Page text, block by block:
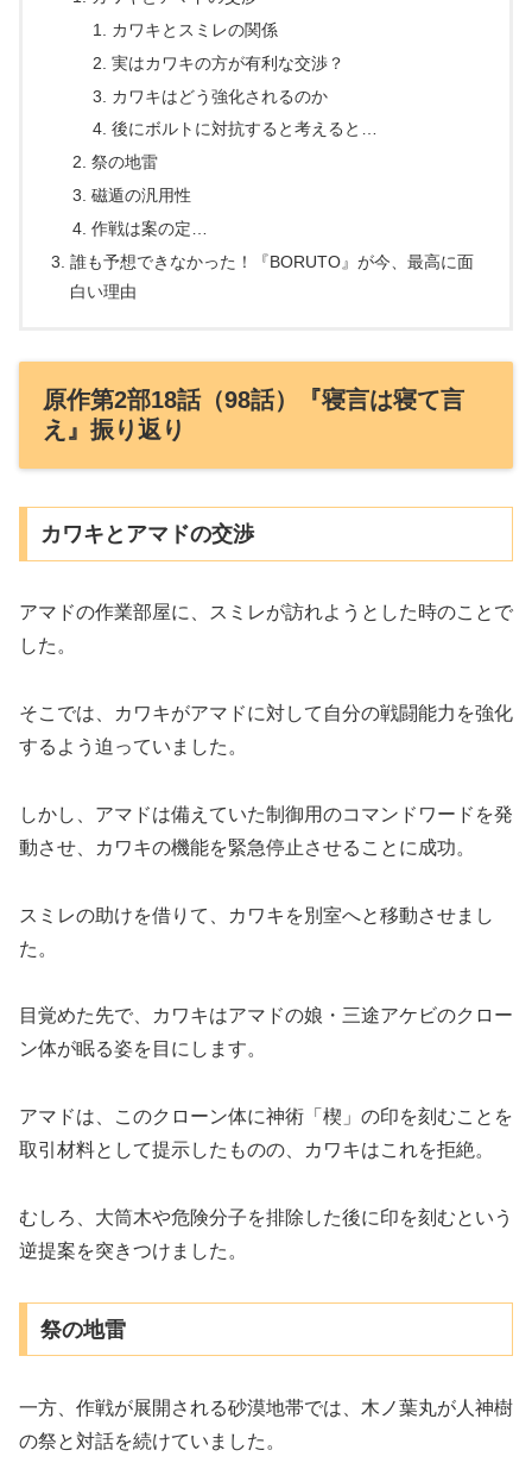
カワキとスミレの関係
実はカワキの方が有利な交渉？
カワキはどう強化されるのか
後にボルトに対抗すると考えると…
祭の地雷
磁遁の汎用性
作戦は案の定…
誰も予想できなかった！『BORUTO』が今、最高に面
白い理由
原作第2部18話（98話）『寝言は寝て言
え』振り返り
カワキとアマドの交渉
アマドの作業部屋に、スミレが訪れようとした時のことで
した。
そこでは、カワキがアマドに対して自分の戦闘能力を強化
するよう迫っていました。
しかし、アマドは備えていた制御用のコマンドワードを発
動させ、カワキの機能を緊急停止させることに成功。
スミレの助けを借りて、カワキを別室へと移動させまし
た。
目覚めた先で、カワキはアマドの娘・三途アケビのクロー
ン体が眠る姿を目にします。
アマドは、このクローン体に神術「楔」の印を刻むことを
取引材料として提示したものの、カワキはこれを拒絶。
むしろ、大筒木や危険分子を排除した後に印を刻むという
逆提案を突きつけました。
祭の地雷
一方、作戦が展開される砂漠地帯では、木ノ葉丸が人神樹
の祭と対話を続けていました。